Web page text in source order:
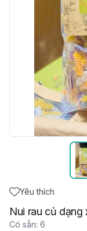
Yêu thích
Nui rau củ dạng
Có sẵn: 6